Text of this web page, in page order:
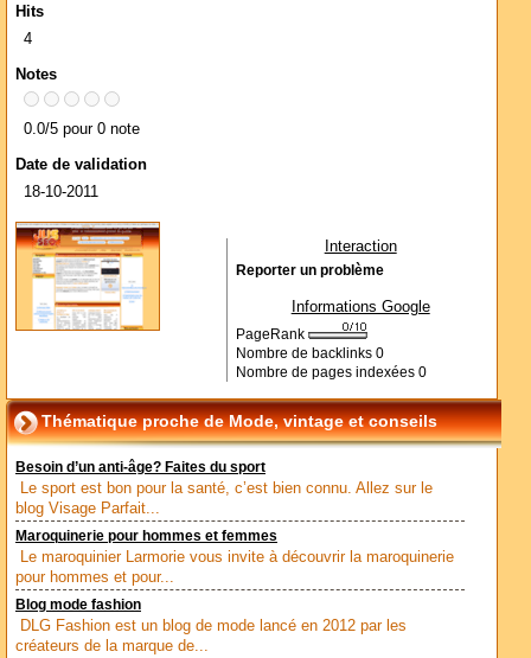
Hits
4
Notes
0.0/5 pour 0 note
Date de validation
18-10-2011
Interaction
Reporter un problème
Informations Google
PageRank
Nombre de backlinks 0
Nombre de pages indexées 0
Thématique proche de Mode, vintage et conseils
Besoin d’un anti-âge? Faites du sport
Le sport est bon pour la santé, c’est bien connu. Allez sur le
blog Visage Parfait...
Maroquinerie pour hommes et femmes
Le maroquinier Larmorie vous invite à découvrir la maroquinerie
pour hommes et pour...
Blog mode fashion
DLG Fashion est un blog de mode lancé en 2012 par les
créateurs de la marque de...